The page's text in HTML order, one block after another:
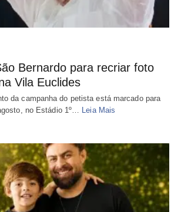
Bernardo para recriar foto
Vila Euclides
da campanha do petista está marcado para
no Estádio 1º…
Leia Mais